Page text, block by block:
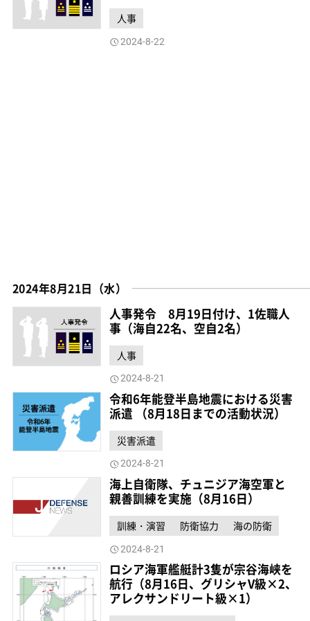
人事
2024-8-22
2024年8月21日（水）
人事発令 8月19日付け、1佐職人
事（海自22名、空自2名）
人事
2024-8-21
令和6年能登半島地震における災害
派遣 （8月18日までの活動状況）
災害派遣
2024-8-21
海上自衛隊、チュニジア海空軍と
親善訓練を実施（8月16日）
訓練・演習 防衛協力 海の防衛
2024-8-21
ロシア海軍艦艇計3隻が宗谷海峡を
航行（8月16日、グリシャV級×2、
アレクサンドリート級×1）